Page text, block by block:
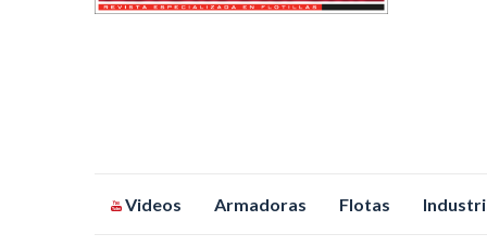
Videos Armadoras Flotas